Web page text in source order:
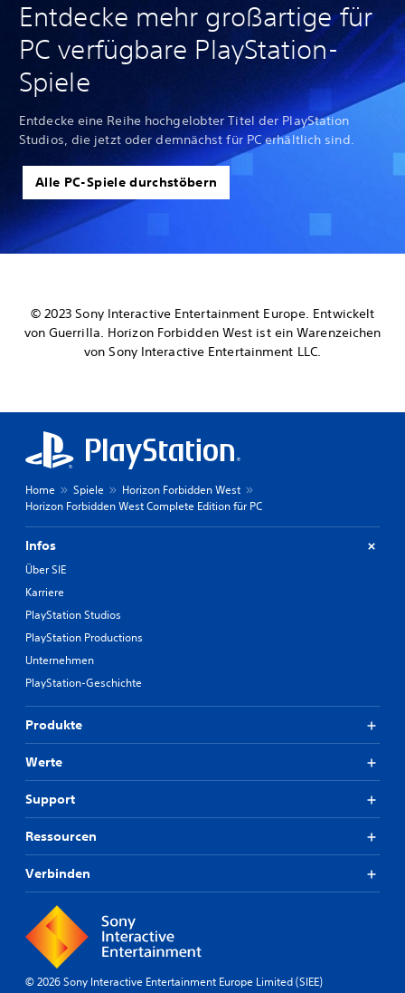
Entdecke mehr großartige für
PC verfügbare PlayStation-
Spiele
Entdecke eine Reihe hochgelobter Titel der PlayStation
Studios, die jetzt oder demnächst für PC erhältlich sind.
Alle PC-Spiele durchstöbern
© 2023 Sony Interactive Entertainment Europe. Entwickelt
von Guerrilla. Horizon Forbidden West ist ein Warenzeichen
von Sony Interactive Entertainment LLC.
Home Spiele
Horizon Forbidden West
Horizon Forbidden West Complete Edition für PC
Infos
Über SIE
Karriere
PlayStation Studios
PlayStation Productions
Unternehmen
PlayStation-Geschichte
Produkte
Werte
Support
Ressourcen
Verbinden
© 2026 Sony Interactive Entertainment Europe Limited (SIEE)